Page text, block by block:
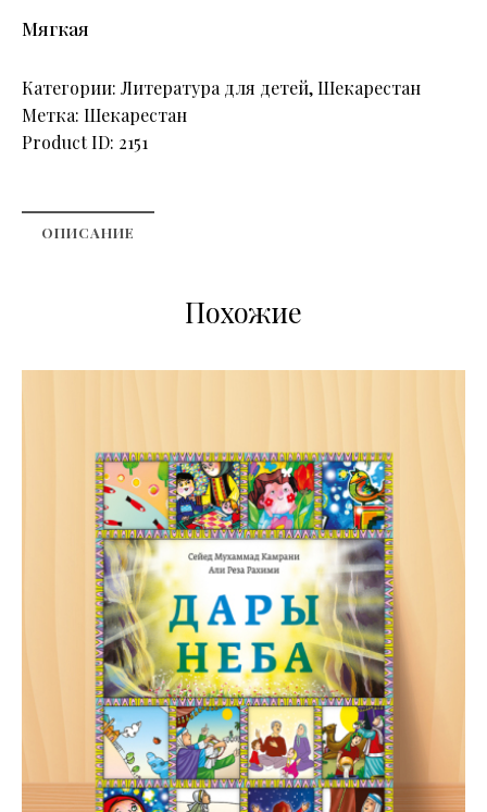
Мягкая
Категории: Литература для детей,Шекарестан
Метка: Шекарестан
Product ID: 2151
ОПИСАНИЕ
Похожие